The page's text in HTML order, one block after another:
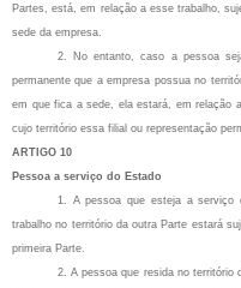
Partes, está, em relação a esse trabalho,
sede da empresa.
2. No entanto, caso a pessoa
permanente que a empresa possua no
em que fica a sede, ela estará, em relação
cujo território essa filial ou representação
ARTIGO 10
Pessoa a serviço do Estado
1. A pessoa que esteja a serviço
trabalho no território da outra Parte estará
primeira Parte.
2. A pessoa que resida no território